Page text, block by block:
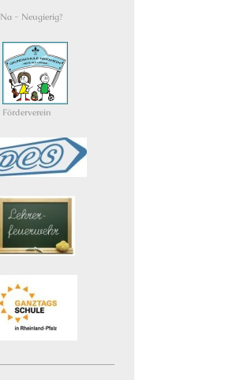
Na - Neugierig?
Förderverein